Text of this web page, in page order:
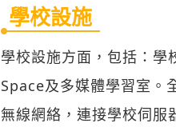
學校設施
學校設施方面，包括：
Space及多媒體學習室。
無線網絡，連接學校伺服